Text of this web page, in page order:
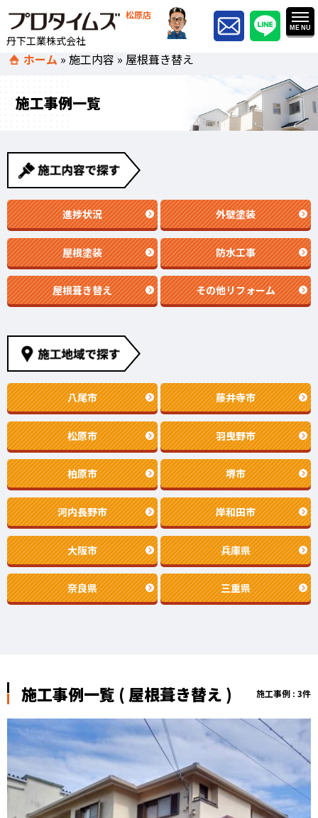
松原店
丹下工業株式会社
ホーム »施工内容 » 屋根葺き替え
施工事例一覧
進捗状況 外壁塗装
屋根塗装 防水工事
屋根葺き替え その他リフォーム
八尾市 藤井寺市
松原市 羽曳野市
柏原市 堺市
河内長野市 岸和田市
大阪市 兵庫県
奈良県 三重県
施工事例一覧 ( 屋根葺き替え ) 施工事例 : 3件